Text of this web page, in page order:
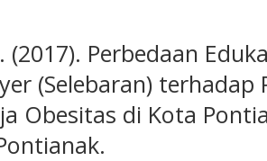
(2017). Perbedaan
(Selebaran)
Obesitas di Kota